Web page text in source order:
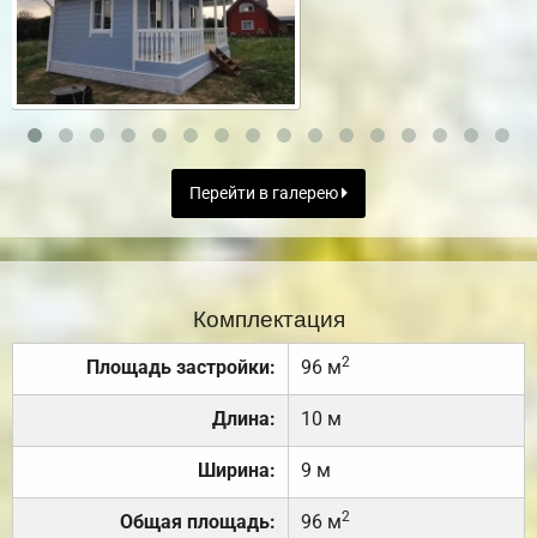
Перейти в галерею
Комплектация
Площадь застройки: 96 м2
Длина: 10 м
Ширина: 9 м
Общая площадь: 96 м2